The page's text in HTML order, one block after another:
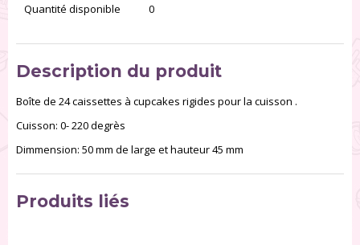
Quantité disponible
0
Description du produit
Boîte de 24 caissettes à cupcakes rigides pour la cuisson .
Cuisson: 0- 220 degrès
Dimmension: 50 mm de large et hauteur 45 mm
Produits liés